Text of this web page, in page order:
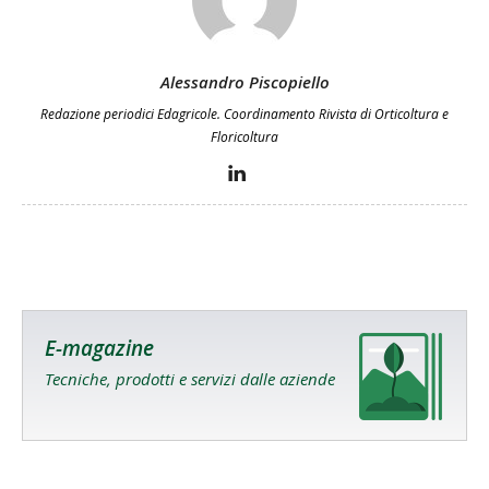
Alessandro Piscopiello
Redazione periodici Edagricole. Coordinamento Rivista di Orticoltura e
Floricoltura
E-magazine
Tecniche, prodotti e servizi dalle aziende